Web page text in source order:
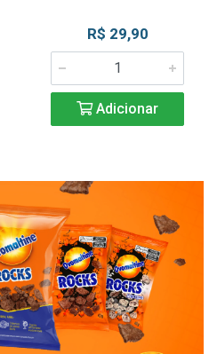
R$ 29,90
Adicionar